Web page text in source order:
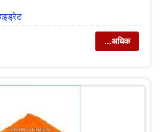
...अधिक